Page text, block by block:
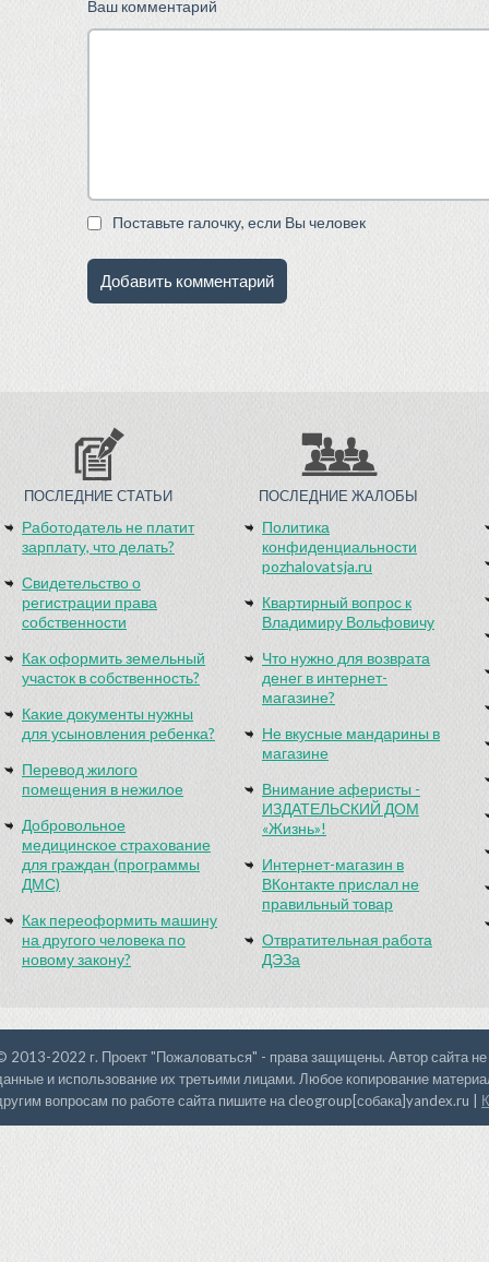
Ваш комментарий
Поставьте галочку, если Вы человек
ПОСЛЕДНИЕ СТАТЬИ
Работодатель не платит
зарплату, что делать?
Свидетельство о
регистрации права
собственности
Как оформить земельный
участок в собственность?
Какие документы нужны
для усыновления ребенка?
Перевод жилого
помещения в нежилое
Добровольное
медицинское страхование
для граждан (программы
ДМС)
Как переоформить машину
на другого человека по
новому закону?
ПОСЛЕДНИЕ ЖАЛОБЫ
Политика
конфиденциальности
pozhalovatsja.ru
Квартирный вопрос к
Владимиру Вольфовичу
Что нужно для возврата
денег в интернет-
магазине?
Не вкусные мандарины в
магазине
Внимание аферисты -
ИЗДАТЕЛЬСКИЙ ДОМ
«Жизнь»!
Интернет-магазин в
ВКонтакте прислал не
правильный товар
Отвратительная работа
ДЭЗа
2013-2022 г. Проект "Пожаловаться" - права защищены. Автор сайта не
и использование их третьими лицами. Любое копирование
вопросам по работе сайта пишите на cleogroup[собака]yandex.ru |